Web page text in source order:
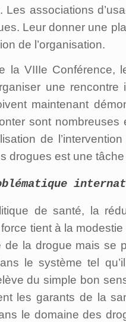
Les associations
Leur donner une
de l’organisation.
la VIIIe Conférence,
une rencontre
maintenant
sont
de
drogues est une
de santé, la
tient à la
de la drogue mais se
le système tel
du simple bon
les garants de la
le domaine des